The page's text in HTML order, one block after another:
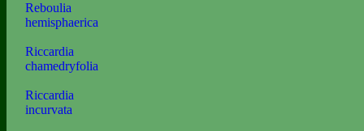
Reboulia
hemisphaerica
Riccardia
chamedryfolia
Riccardia
incurvata